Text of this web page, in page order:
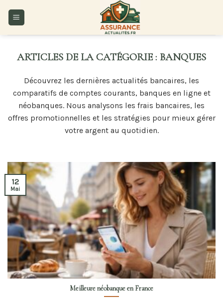
BANQUES
Découvrez les dernières actualités bancaires, les
comparatifs de comptes courants, banques en ligne et
néobanques. Nous analysons les frais bancaires, les
offres promotionnelles et les stratégies pour mieux gérer
votre argent au quotidien.
Meilleure néobanque en France
12
Mai